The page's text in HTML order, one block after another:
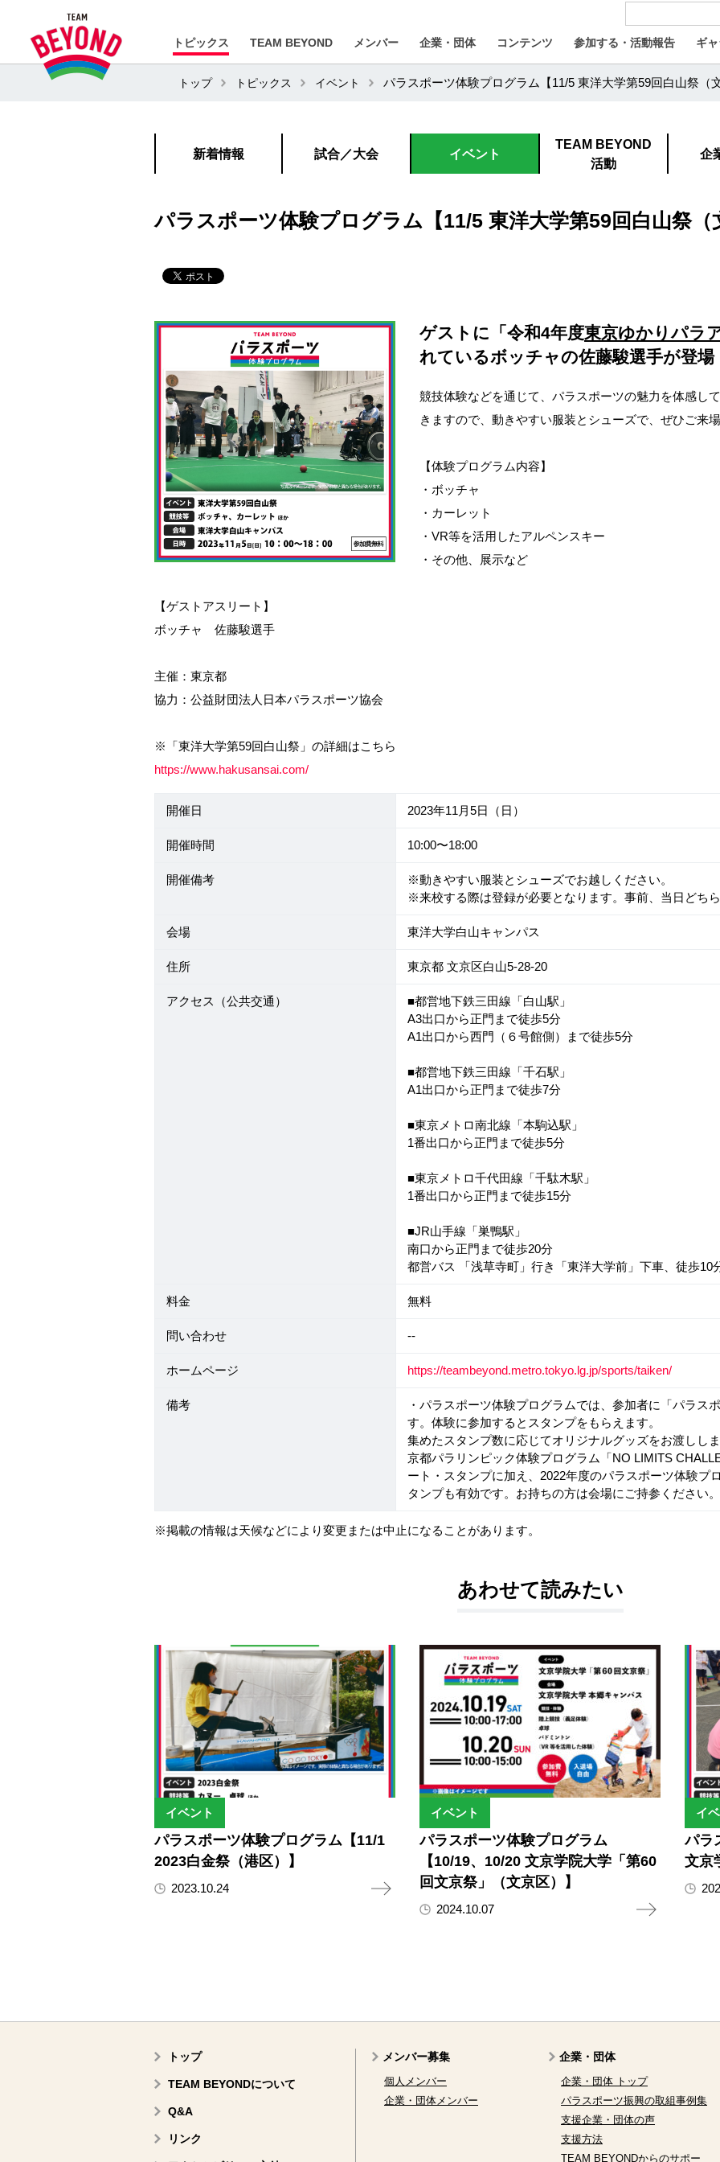
トピックス TEAM BEYOND メンバー 企業・団体 コンテンツ 参加する・活動報告 ギ
トップ トピックス イベント パラスポーツ体験プログラム【11/5 東洋大学第59回白山祭（
新着情報 試合／大会 イベント
TEAM BEYOND
活動
企
パラスポーツ体験プログラム【11/5 東洋大学第59回白山祭（
ゲストに「令和4年度東京ゆかりパラ
れているボッチャの佐藤駿選手が登場
競技体験などを通じて、パラスポーツの魅力を体感し
きますので、動きやすい服装とシューズで、ぜひご来
【体験プログラム内容】
・ボッチャ
・カーレット
・VR等を活用したアルペンスキー
・その他、展示など
【ゲストアスリート】
ボッチャ 佐藤駿選手
主催：東京都
協力：公益財団法人日本パラスポーツ協会
※「東洋大学第59回白山祭」の詳細はこちら
https://www.hakusansai.com/
開催日 2023年11月5日（日）
開催時間 10:00〜18:00
開催備考
※動きやすい服装とシューズでお越しください。
※来校する際は登録が必要となります。事前、当日どちら
会場 東洋大学白山キャンパス
住所 東京都 文京区白山5-28-20
アクセス（公共交通）
■都営地下鉄三田線「白山駅」
A3出口から正門まで徒歩5分
A1出口から西門（６号館側）まで徒歩5分
■都営地下鉄三田線「千石駅」
A1出口から正門まで徒歩7分
■東京メトロ南北線「本駒込駅」
1番出口から正門まで徒歩5分
■東京メトロ千代田線「千駄木駅」
1番出口から正門まで徒歩15分
■JR山手線「巣鴨駅」
南口から正門まで徒歩20分
都営バス 「浅草寺町」行き「東洋大学前」下車、徒歩10
料金 無料
問い合わせ --
ホームページ https://teambeyond.metro.tokyo.lg.jp/sports/taiken/
備考
・パラスポーツ体験プログラムでは、参加者に「パラス
す。体験に参加するとスタンプをもらえます。
集めたスタンプ数に応じてオリジナルグッズをお渡しし
京都パラリンピック体験プログラム「NO LIMITS
ート・スタンプに加え、2022年度のパラスポーツ体験プ
タンプも有効です。お持ちの方は会場にご持参ください。
※掲載の情報は天候などにより変更または中止になることがあります。
あわせて読みたい
イベント
パラスポーツ体験プログラム【11/1
2023白金祭（港区）】
2023.10.24
イベント
パラスポーツ体験プログラム
【10/19、10/20 文京学院大学「第60
回文京祭」（文京区）】
2024.10.07
イ
パラ
文京
トップ
TEAM BEYONDについて
Q&A
リンク
メンバー募集
個人メンバー
企業・団体メンバー
企業・団体
企業・団体 トップ
パラスポーツ振興の取組事例集
支援企業・団体の声
支援方法
TEAM BEYONDからのサポー